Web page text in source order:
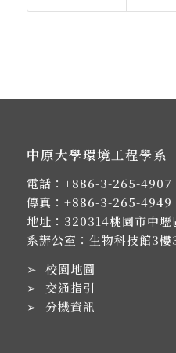
中原大學環境工程學系
電話： +886-3-265-4907
傳真：+886-3-265-4949
地址： 320314桃園市中
系辦公室：生物科技館3
➢ 校園地圖
➢ 交通指引
➢ 分機資訊